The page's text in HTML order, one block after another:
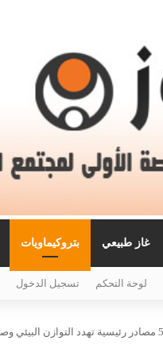
غاز طبيعي بتروكيماويات
لوحة التحكم تسجيل الدخول